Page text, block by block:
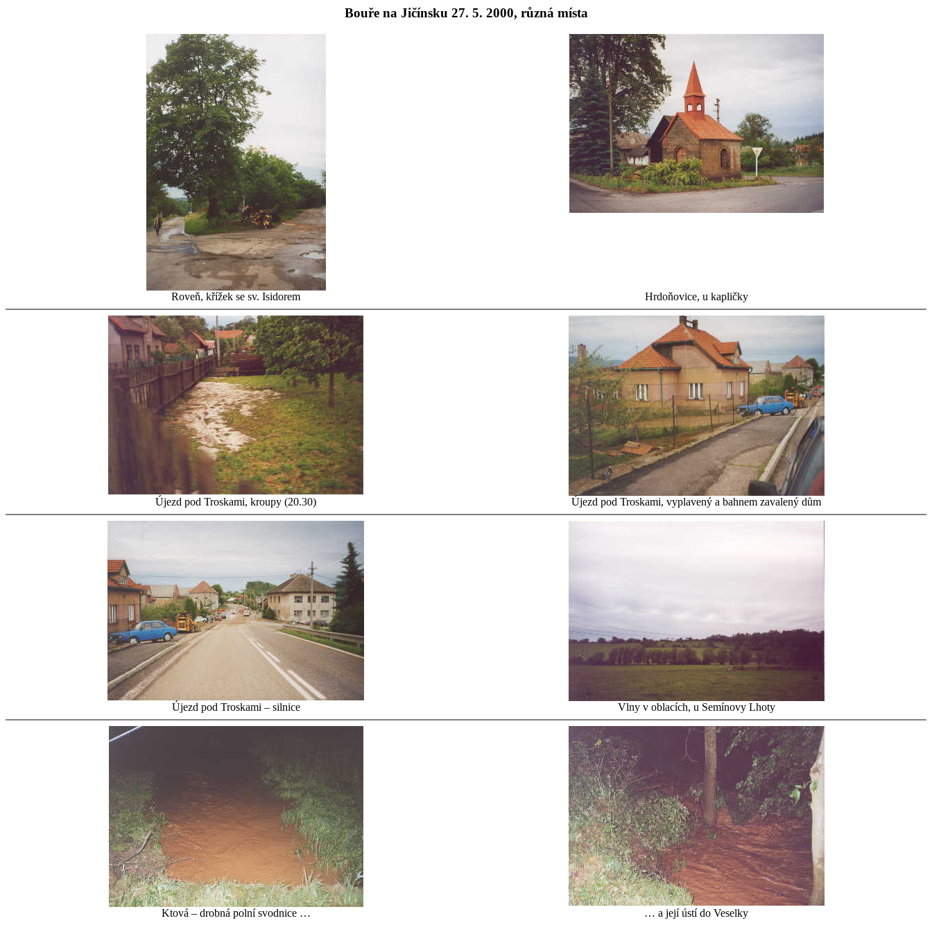
Bouře na Jičínsku 27. 5. 2000, různá místa
Roveň, křížek se sv. Isidorem Hrdoňovice, u kapličky
Újezd pod Troskami, kroupy (20.30) Újezd pod Troskami, vyplavený a bahnem zavalený dům
Újezd pod Troskami – silnice Vlny v oblacích, u Semínovy Lhoty
Ktová – drobná polní svodnice … … a její ústí do Veselky